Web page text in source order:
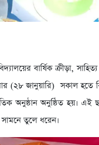
বার্ষিক ক্রীড়া,
(২৮ জানুয়ারি) সকাল
অনুষ্ঠান অনুষ্ঠিত হয়। এই
সামনে তুলে ধরেন।